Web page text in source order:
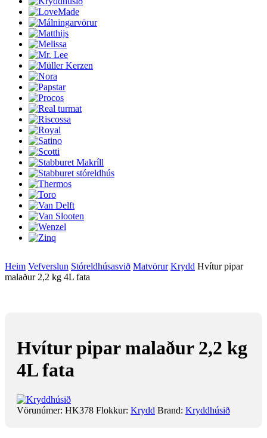
Heim Vefverslun Stóreldhúsasvið Matvörur Krydd Hvítur pipar
malaður 2,2 kg 4L fata
Hvítur pipar malaður 2,2 kg
4L fata
Vörunúmer: HK378 Flokkur: Krydd Brand: Kryddhúsið